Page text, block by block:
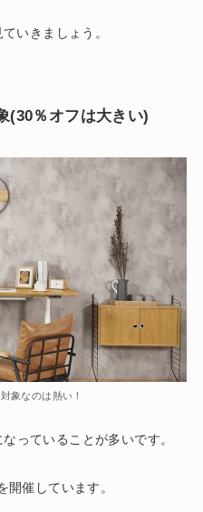
いきましょう。
(30％オフは大きい)
象なのは熱い！
っていることが多いです。
催しています。